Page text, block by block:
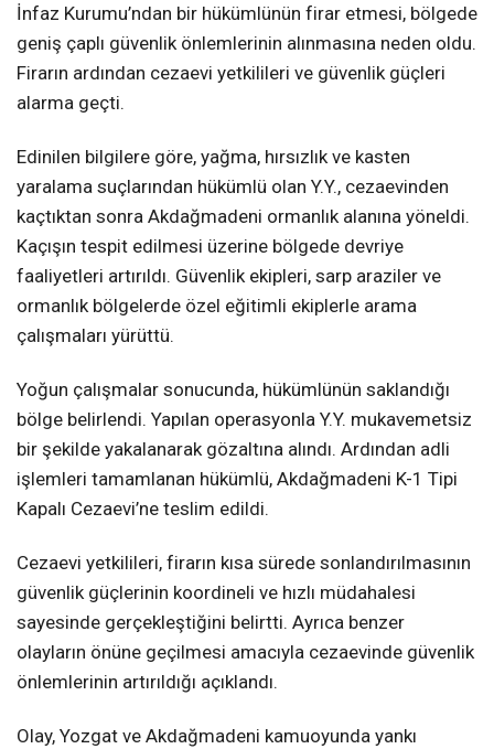
İnfaz Kurumu’ndan bir hükümlünün firar etmesi, bölgede
geniş çaplı güvenlik önlemlerinin alınmasına neden oldu.
Firarın ardından cezaevi yetkilileri ve güvenlik güçleri
alarma geçti.
Edinilen bilgilere göre, yağma, hırsızlık ve kasten
yaralama suçlarından hükümlü olan Y.Y., cezaevinden
kaçtıktan sonra Akdağmadeni ormanlık alanına yöneldi.
Kaçışın tespit edilmesi üzerine bölgede devriye
faaliyetleri artırıldı. Güvenlik ekipleri, sarp araziler ve
ormanlık bölgelerde özel eğitimli ekiplerle arama
çalışmaları yürüttü.
Yoğun çalışmalar sonucunda, hükümlünün saklandığı
bölge belirlendi. Yapılan operasyonla Y.Y. mukavemetsiz
bir şekilde yakalanarak gözaltına alındı. Ardından adli
işlemleri tamamlanan hükümlü, Akdağmadeni K-1 Tipi
Kapalı Cezaevi’ne teslim edildi.
Cezaevi yetkilileri, firarın kısa sürede sonlandırılmasının
güvenlik güçlerinin koordineli ve hızlı müdahalesi
sayesinde gerçekleştiğini belirtti. Ayrıca benzer
olayların önüne geçilmesi amacıyla cezaevinde güvenlik
önlemlerinin artırıldığı açıklandı.
Olay, Yozgat ve Akdağmadeni kamuoyunda yankı